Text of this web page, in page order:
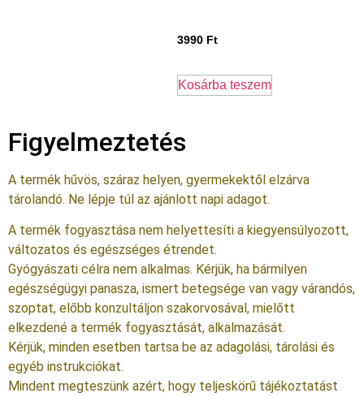
3990 Ft
Kosárba teszem
Figyelmeztetés
A termék hűvös, száraz helyen, gyermekektől elzárva
tárolandó. Ne lépje túl az ajánlott napi adagot.
A termék fogyasztása nem helyettesíti a kiegyensúlyozott,
változatos és egészséges étrendet.
Gyógyászati célra nem alkalmas. Kérjük, ha bármilyen
egészségügyi panasza, ismert betegsége van vagy várandós,
szoptat, előbb konzultáljon szakorvosával, mielőtt
elkezdené a termék fogyasztását, alkalmazását.
Kérjük, minden esetben tartsa be az adagolási, tárolási és
egyéb instrukciókat.
Mindent megteszünk azért, hogy teljeskörű tájékoztatást